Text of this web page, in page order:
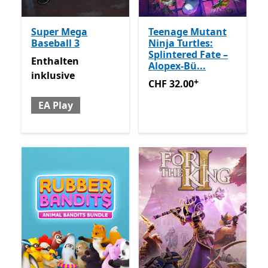
Super Mega
Baseball 3
Enthalten inklusive EA Play
Enthalten
inklusive
EA Play
Teenage Mutant
Ninja Turtles:
Splintered Fate –
Alopex-Bü...
CHF 32.00Enthält In-App-
CHF 32.00+